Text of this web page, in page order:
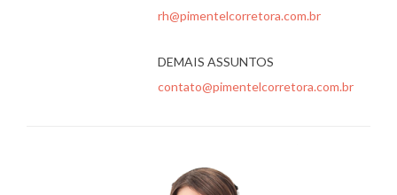
rh@pimentelcorretora.com.br
DEMAIS ASSUNTOS
contato@pimentelcorretora.com.br